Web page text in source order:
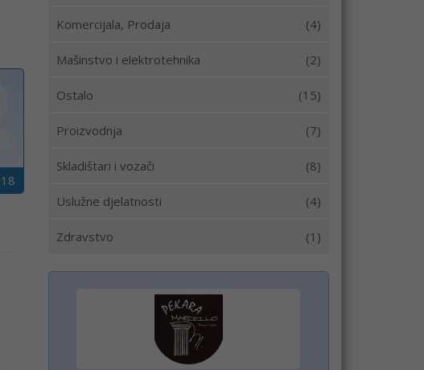
18
Komercijala, Prodaja (4)
Mašinstvo i elektrotehnika (2)
Ostalo (15)
Proizvodnja (7)
Skladištari i vozači (8)
Uslužne djelatnosti (4)
Zdravstvo (1)